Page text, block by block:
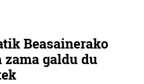
Beasainerako
zama galdu du